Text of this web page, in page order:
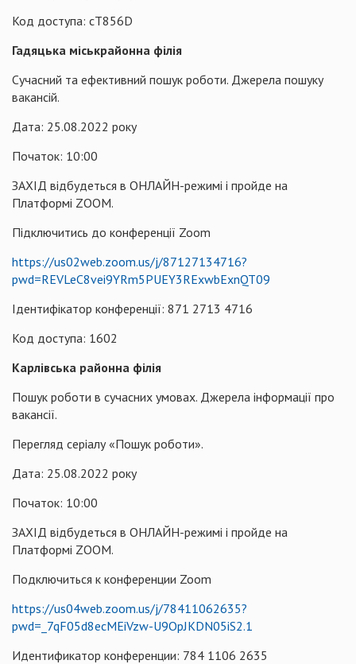
Код доступа: cT856D
Гадяцька міськрайонна філія
Сучасний та ефективний пошук роботи. Джерела пошуку
вакансій.
Дата: 25.08.2022 року
Початок: 10:00
ЗАХІД відбудеться в ОНЛАЙН-режимі і пройде на
Платформі ZOOM.
Підключитись до конференції Zoom
https://us02web.zoom.us/j/87127134716?
pwd=REVLeC8vei9YRm5PUEY3RExwbExnQT09
Ідентифікатор конференції: 871 2713 4716
Код доступа: 1602
Карлівська районна філія
Пошук роботи в сучасних умовах. Джерела інформації про
вакансії.
Перегляд серіалу «Пошук роботи».
Дата: 25.08.2022 року
Початок: 10:00
ЗАХІД відбудеться в ОНЛАЙН-режимі і пройде на
Платформі ZOOM.
Подключиться к конференции Zoom
https://us04web.zoom.us/j/78411062635?
pwd=_7qF05d8ecMEiVzw-U9OpJKDN05iS2.1
Идентификатор конференции: 784 1106 2635